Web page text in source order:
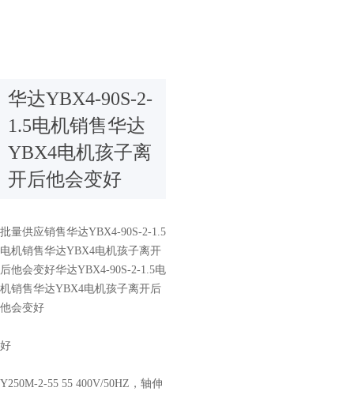
批量供应销售华达YBX4-90S-2-1.5
电机销售华达YBX4电机孩子离开
后他会变好华达YBX4-90S-2-1.5电
机销售华达YBX4电机孩子离开后
他会变好
好
Y250M-2-55 55 400V/50HZ，轴伸
华达YBX4-90S-2-
1.5电机销售华达
YBX4电机孩子离
开后他会变好